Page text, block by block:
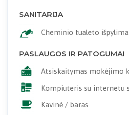
SANITARIJA
Cheminio tualeto
PASLAUGOS IR PATOGUMAI
Atsiskaitymas mokėjimo
Kompiuteris su internetu
Kavinė / baras